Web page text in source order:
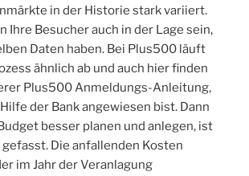
in der Historie stark variiert.
Ihre Besucher auch in der Lage sein,
Daten haben. Bei Plus500 läuft
ähnlich ab und auch hier finden
Plus500 Anmeldungs-Anleitung,
der Bank angewiesen bist. Dann
besser planen und anlegen, ist
Die anfallenden Kosten
im Jahr der Veranlagung